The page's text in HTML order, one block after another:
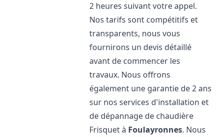
2 heures suivant votre appel.
Nos tarifs sont compétitifs et
transparents, nous vous
fournirons un devis détaillé
avant de commencer les
travaux. Nous offrons
également une garantie de 2 ans
sur nos services d'installation et
de dépannage de chaudière
Frisquet à Foulayronnes. Nous